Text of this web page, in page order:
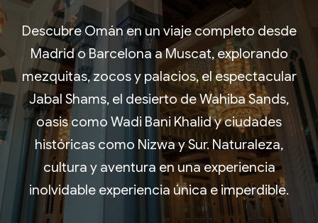
Descubre Omán en un viaje completo desde
Madrid o Barcelona a Muscat, explorando
mezquitas, zocos y palacios, el espectacular
Jabal Shams, el desierto de Wahiba Sands,
oasis como Wadi Bani Khalid y ciudades
históricas como Nizwa y Sur. Naturaleza,
cultura y aventura en una experiencia
inolvidable experiencia única e imperdible.